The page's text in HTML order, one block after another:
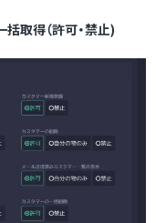
取得（許可・禁止)